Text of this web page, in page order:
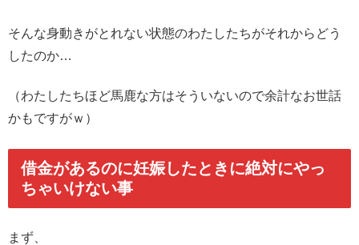
そんな身動きがとれない状態のわたしたちがそれからどう
したのか…
（わたしたちほど馬鹿な方はそういないので余計なお世話
かもですがｗ）
借金があるのに妊娠したときに絶対にやっ
ちゃいけない事
まず、